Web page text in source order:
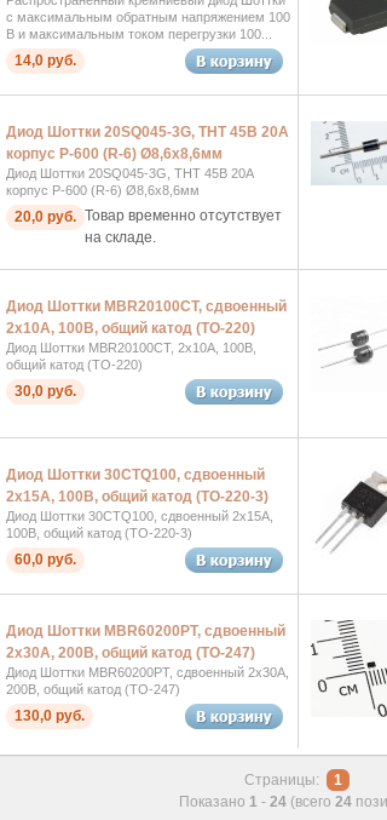
с максимальным обратным напряжением 100
В и максимальным током перегрузки 100...
14,0 руб.
Диод Шоттки 20SQ045-3G, THT 45В 20А
корпус P-600 (R-6) Ø8,6x8,6мм
Диод Шоттки 20SQ045-3G, THT 45В 20А
корпус P-600 (R-6) Ø8,6x8,6мм
20,0 руб. Товар временно отсутствует
на складе.
Диод Шоттки MBR20100CT, сдвоенный
2х10А, 100В, общий катод (TO-220)
Диод Шоттки MBR20100CT, 2х10А, 100В,
общий катод (TO-220)
30,0 руб.
Диод Шоттки 30CTQ100, сдвоенный
2х15А, 100В, общий катод (TO-220-3)
Диод Шоттки 30CTQ100, сдвоенный 2х15А,
100В, общий катод (TO-220-3)
60,0 руб.
Диод Шоттки MBR60200PT, сдвоенный
2х30А, 200В, общий катод (TO-247)
Диод Шоттки MBR60200PT, сдвоенный 2х30А,
200В, общий катод (TO-247)
130,0 руб.
Страницы:
1
Показано 1- 24(всего 24